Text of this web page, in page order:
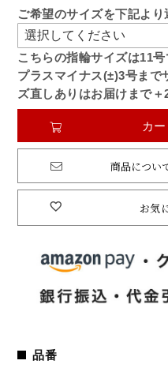
ご希望のサイズを下記よ
こちらの指輪サイズは11号
プラスマイナス(±)3号まで
ズ直しありはお届けまで＋
お気
カ
商品につい
品番